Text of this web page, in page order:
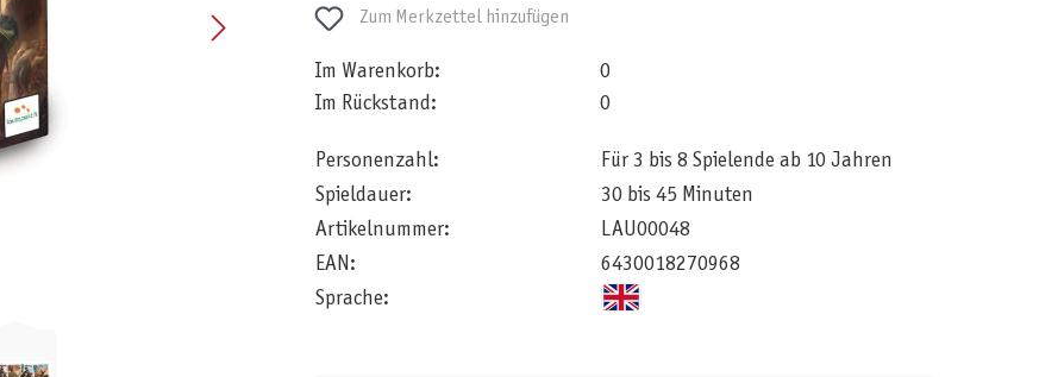
Zum Merkzettel hinzufügen
Im Warenkorb:
0
Im Rückstand:
0
Personenzahl:
Für 3 bis 8 Spielende ab 10 Jahren
Spieldauer:
30 bis 45 Minuten
Artikelnummer:
LAU00048
EAN:
6430018270968
Sprache: